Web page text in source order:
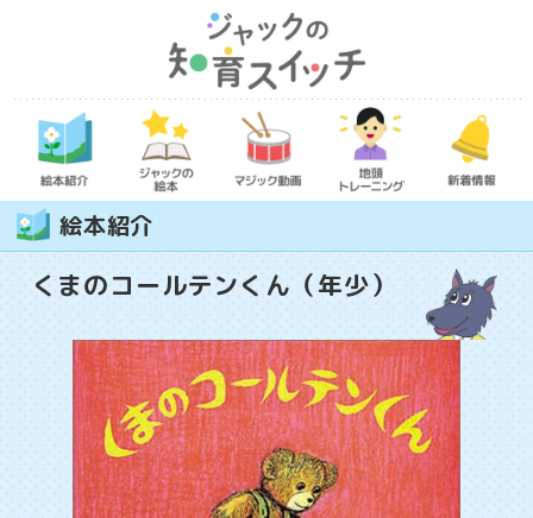
絵本紹介
くまのコールテンくん（年少）